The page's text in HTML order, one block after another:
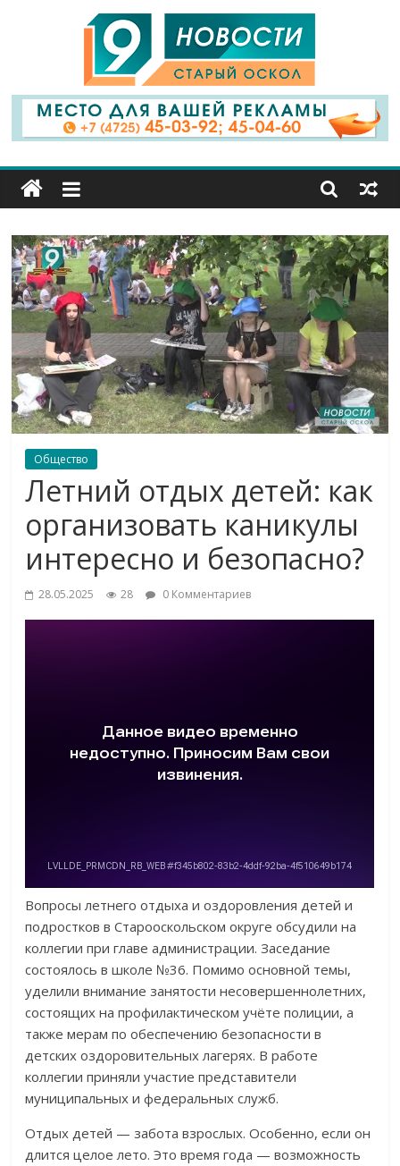
9
Канал
Старый
Оскол
Общество
Летний отдых детей: как
организовать каникулы
интересно и безопасно?
28.05.2025 28 0 Комментариев
Вопросы летнего отдыха и оздоровления детей и
подростков в Старооскольском округе обсудили на
коллегии при главе администрации. Заседание
состоялось в школе №36. Помимо основной темы,
уделили внимание занятости несовершеннолетних,
состоящих на профилактическом учёте полиции, а
также мерам по обеспечению безопасности в
детских оздоровительных лагерях. В работе
коллегии приняли участие представители
муниципальных и федеральных служб.
Отдых детей — забота взрослых. Особенно, если он
длится целое лето. Это время года — возможность